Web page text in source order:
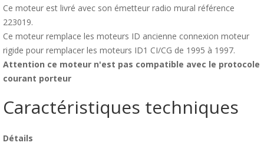
Ce moteur est livré avec son émetteur radio mural référence
223019.
Ce moteur remplace les moteurs ID ancienne connexion moteur
rigide pour remplacer les moteurs ID1 CI/CG de 1995 à 1997.
Attention ce moteur n'est pas compatible avec le protocole
courant porteur
Caractéristiques techniques
Détails